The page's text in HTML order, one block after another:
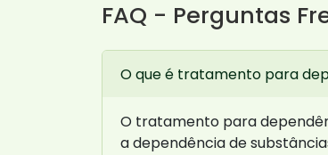
FAQ - Perguntas
O que é tratamento para
O tratamento para
a dependência de